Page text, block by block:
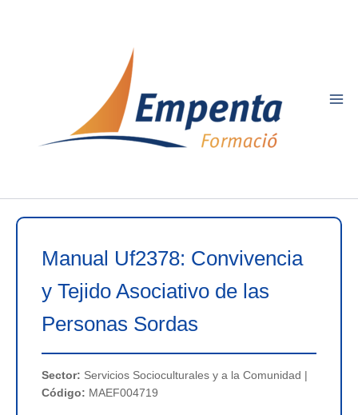
Manual Uf2378: Convivencia
y Tejido Asociativo de las
Personas Sordas
Sector: Servicios Socioculturales y a la Comunidad |
Código: MAEF004719